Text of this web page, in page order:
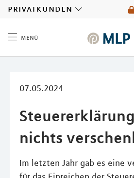
privatkunden
menü
07.05.2024
nichts
Im letzten Jahr gab es eine